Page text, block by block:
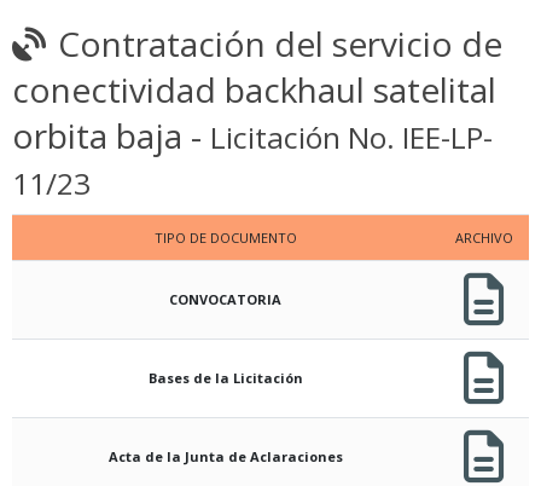
Contratación del servicio de
conectividad backhaul satelital
orbita baja - Licitación No. IEE-LP-
11/23
TIPO DE DOCUMENTO ARCHIVO
CONVOCATORIA
Bases de la Licitación
Acta de la Junta de Aclaraciones